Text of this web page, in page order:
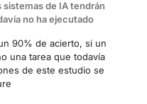
de IA tendrán
no ha ejecutado
90% de acierto, si un
una tarea que todavía
de este estudio se